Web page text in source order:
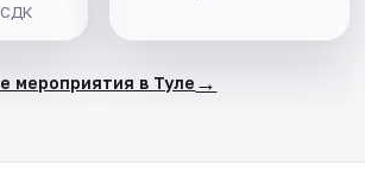
СДК
мероприятия в Туле →